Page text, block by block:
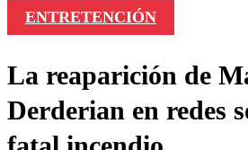
ENTRETENCIÓN
La reaparición de
Derderian en redes